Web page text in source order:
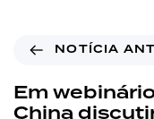
NOTÍCIA
Em
China